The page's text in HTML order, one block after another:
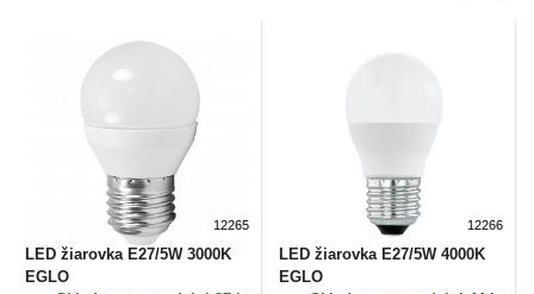
12265
LED žiarovka E27/5W 3000K
EGLO
12266
LED žiarovka E27/5W 4000K
EGLO